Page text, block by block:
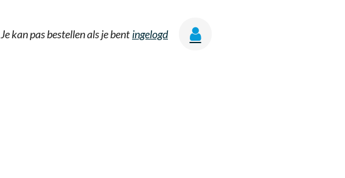
Je kan pas bestellen als je bent ingelogd